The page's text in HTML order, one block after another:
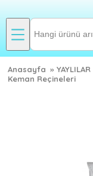
Anasayfa » YAYLILAR
Keman Reçineleri